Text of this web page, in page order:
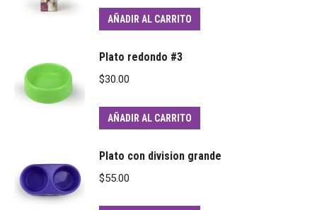
AÑADIR AL CARRITO
Plato redondo #3
$30.00
AÑADIR AL CARRITO
Plato con division grande
$55.00